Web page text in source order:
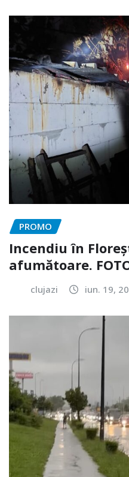
PROMO
Incendiu în
afumătoare.
clujazi iun. 19,